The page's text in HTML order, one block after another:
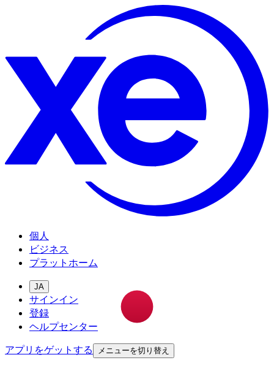
個人
ビジネス
プラットホーム
JA
サインイン
登録
ヘルプセンター
アプリをゲットする
メニューを切り替え